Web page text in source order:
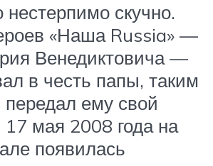
нестерпимо скучно.
«Наша Russia» —
Венедиктовича —
в честь папы, таким
ему свой
17 мая 2008 года на
появилась